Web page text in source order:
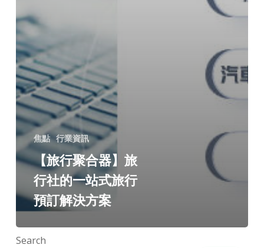
焦點 行業資訊
【旅行聚合器】旅
行社的一站式旅行
預訂解決方案
Search